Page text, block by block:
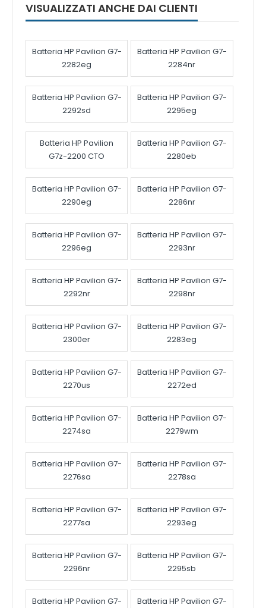
VISUALIZZATI ANCHE DAI CLIENTI
Batteria HP Pavilion G7-
2282eg
Batteria HP Pavilion G7-
2284nr
Batteria HP Pavilion G7-
2292sd
Batteria HP Pavilion G7-
2295eg
Batteria HP Pavilion
G7z-2200 CTO
Batteria HP Pavilion G7-
2280eb
Batteria HP Pavilion G7-
2290eg
Batteria HP Pavilion G7-
2286nr
Batteria HP Pavilion G7-
2296eg
Batteria HP Pavilion G7-
2293nr
Batteria HP Pavilion G7-
2292nr
Batteria HP Pavilion G7-
2298nr
Batteria HP Pavilion G7-
2300er
Batteria HP Pavilion G7-
2283eg
Batteria HP Pavilion G7-
2270us
Batteria HP Pavilion G7-
2272ed
Batteria HP Pavilion G7-
2274sa
Batteria HP Pavilion G7-
2279wm
Batteria HP Pavilion G7-
2276sa
Batteria HP Pavilion G7-
2278sa
Batteria HP Pavilion G7-
2277sa
Batteria HP Pavilion G7-
2293eg
Batteria HP Pavilion G7-
2296nr
Batteria HP Pavilion G7-
2295sb
Batteria HP Pavilion G7-
Batteria HP Pavilion G7-